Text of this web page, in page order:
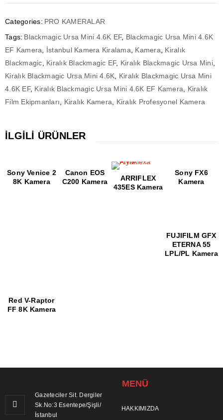
Categories: PRO KAMERALAR
Tags: Blackmagic Ursa Mini 4.6K EF, Blackmagic Ursa Mini 4.6K
EF Kamera
İstanbul Kamera Kiralama Kamera
Kiralık
Blackmagic
Kiralık Blackmagic EF, Kiralık Blackmagic Ursa Mini,
Kiralık Blackmagic Ursa Mini 4.6K
Kiralık Blackmagic Ursa Mini
4.6K EF, Kiralık Blackmagic Ursa Mini 4.6K EF Kamera
Kiralık
Film Ekipmanları
Kiralık Kamera Kiralık Profesyonel Kamera
İLGILI ÜRÜNLER
Sony Venice 2
8K Kamera
Canon EOS
C200 Kamera
ARRIFLEX
435ES Kamera
Sony FX6
Kamera
FUJIFILM GFX
ETERNA 55
LPL/PL Kamera
Red V-Raptor
FF 8K Kamera
Gazeteciler Sit. Dergiler
Sk.No:3 Esentepe/Şişli/
İstanbul
MENÜ
HAKKIMIZDA